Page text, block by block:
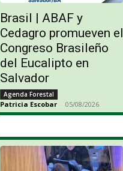
Brasil | ABAF y
Cedagro promueven el
Congreso Brasileño
del Eucalipto en
Salvador
Agenda Forestal
Patricia Escobar - 05/08/2026